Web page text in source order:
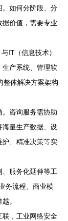
。如何分阶段、分
价值，需要专业
IT（信息技术）
生产系统、管理软
整体解决方案架构
。咨询服务需协助
海量生产数据、设
护、精准决策等实
服务化延伸等工
务流程、商业模
。
联，工业网络安全